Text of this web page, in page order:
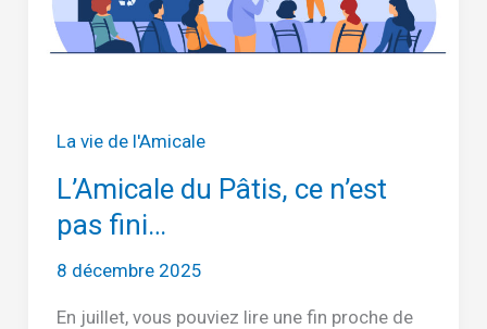
La vie de l'Amicale
L’Amicale du Pâtis, ce n’est
pas fini…
8 décembre 2025
En juillet, vous pouviez lire une fin proche de